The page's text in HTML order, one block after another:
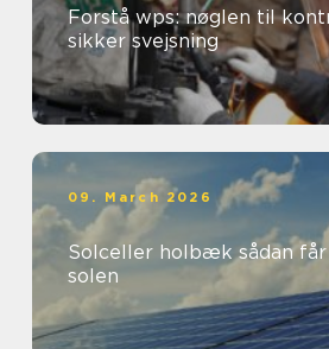
Forstå wps: nøglen til
sikker svejsning
09. March 2026
Solceller holbæk sådan får du mest ud af
solen